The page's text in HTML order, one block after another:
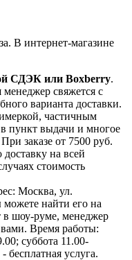
В интернет-магазине
СДЭК или Boxberry.
свяжется с
варианта доставки.
частичным
пункт выдачи и многое
При заказе от 7500 руб.
на всей
стоимость
Москва, ул.
найти его на
в шоу-руме, менеджер
вами. Время работы:
суббота 11.00-
услуга.